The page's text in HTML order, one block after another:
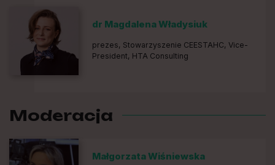
dr Magdalena Władysiuk
prezes, Stowarzyszenie CEESTAHC, Vice-
President, HTA Consulting
Moderacja
Małgorzata Wiśniewska